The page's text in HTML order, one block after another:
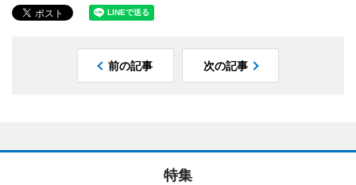
前の記事 次の記事
特集